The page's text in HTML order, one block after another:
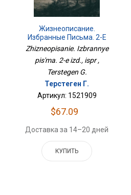
Жизнеописание.
Избранные Письма. 2-Е
Изд., Испр
Zhizneopisanie. Izbrannye
pis'ma. 2-e izd., ispr ,
Terstegen G.
Терстеген Г.
Артикул: 1521909
$67.09
Доставка за 14–20 дней
КУПИТЬ